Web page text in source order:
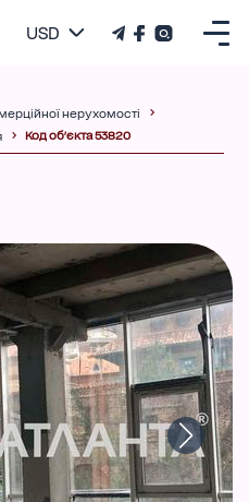
USD
нерухомості
Код об'єкта 53820